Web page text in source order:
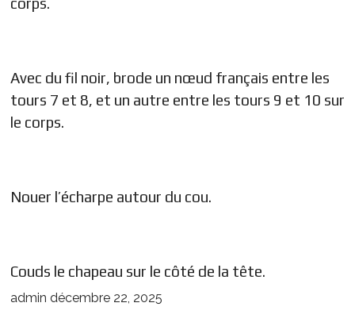
Avec du fil noir, brode un nœud français entre les
tours 7 et 8, et un autre entre les tours 9 et 10 sur
le corps.
Nouer l’écharpe autour du cou.
Couds le chapeau sur le côté de la tête.
admin décembre 22, 2025